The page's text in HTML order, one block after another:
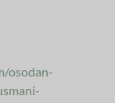
osodan-